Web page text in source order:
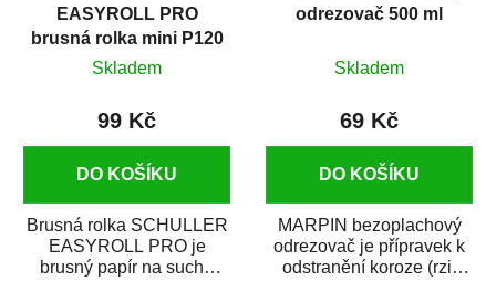
EASYROLL PRO
brusná rolka mini P120
Skladem
99 Kč
DO KOŠÍKU
Brusná rolka SCHULLER
EASYROLL PRO je
brusný papír na suché
odrezovač 500 ml
Skladem
69 Kč
DO KOŠÍKU
MARPIN bezoplachový
odrezovač je přípravek k
odstranění koroze (rzi)